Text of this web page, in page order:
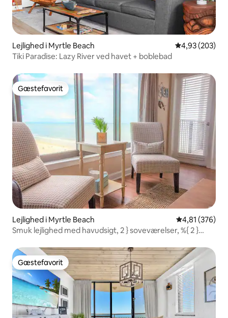
Lejlighed i Myrtle Beach 4,93 ud af 5 i
4,93 (203)
Tiki Paradise: Lazy River ved havet + boblebad
Gæstefavorit
Gæstefavorit
Lejlighed i Myrtle Beach 4,81 ud af 5 i
4,81 (376)
Smuk lejlighed med havudsigt, 2 } soveværelser, %{ 2 }
Gæstefavorit
Gæstefavorit